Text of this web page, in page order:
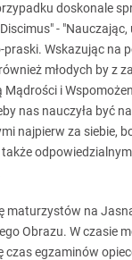
doskonale
- "Nauczając,
Wskazując na
młodych by z
Mądrości i
nas nauczyła być
najpierw za siebie,
maturzystów na
Obrazu. W czasie
czas egzaminów